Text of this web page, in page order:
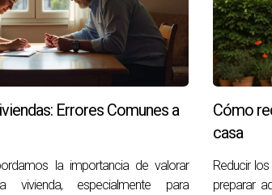
trabajar en función de tus objetivos.
de confianza son esenciales para
Errores Comunes a
la importancia de valorar
vivienda, especialmente para
Cómo
casa
Reducir
preparar